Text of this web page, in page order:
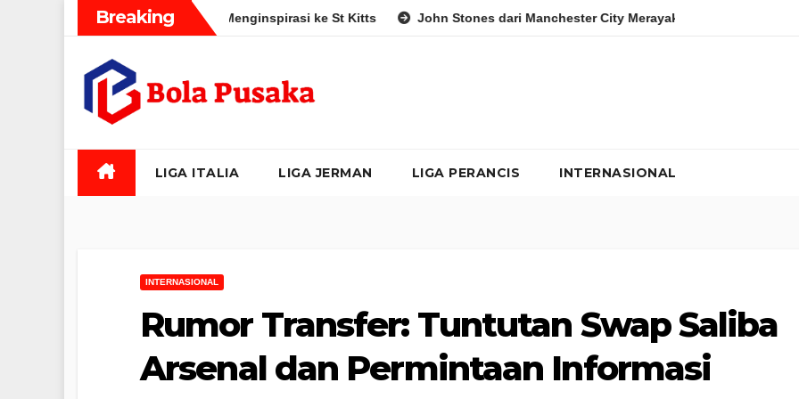
Breaking
Perjalanan yang Menginspirasi ke St Kitts John Stones dari Manchester City Merayakan Pernikahan dengan Olivia
LIGA ITALIA LIGA JERMAN LIGA PERANCIS INTERNASIONAL
INTERNASIONAL
Rumor Transfer: Tuntutan Swap Saliba
Arsenal dan Permintaan Informasi